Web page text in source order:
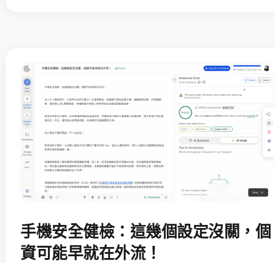
手機安全健檢：這幾個設定沒關，個
資可能早就在外流！